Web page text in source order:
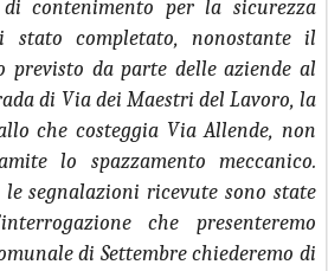
contenimento per la sicurezza
completato, nonostante il
previsto da parte delle aziende al
di Via dei Maestri del Lavoro, la
che costeggia Via Allende, non
lo spazzamento meccanico.
segnalazioni ricevute sono state
che presenteremo
di Settembre chiederemo di